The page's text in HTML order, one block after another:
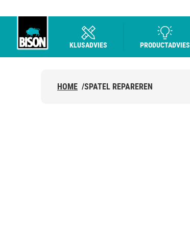
KLUSADVIES PRODUCTADVIES
HOME /SPATEL REPAREREN